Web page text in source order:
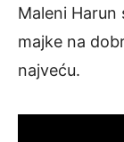
Maleni
majke na
najveću.